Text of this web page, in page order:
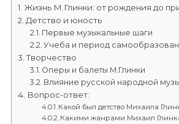
Жизнь М.Глинки: от рождения до
Детство и юность
Первые музыкальные шаги
Учеба и период
Творчество
Оперы и балеты М.Глинки
Влияние русской народной
Вопрос-ответ:
Какой был детство Михаила
Какими жанрами Михаил